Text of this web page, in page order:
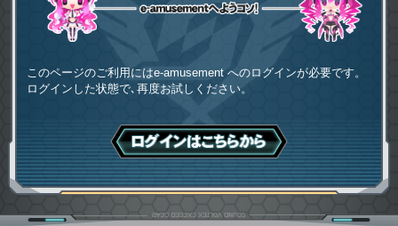
このページのご利用にはe-amusement へのログインが必要です。
ログインした状態で､再度お試しください。
ログインはこちら